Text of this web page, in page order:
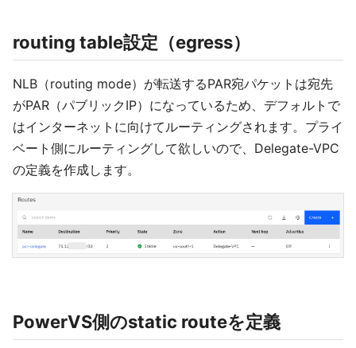
routing table設定（egress）
NLB（routing mode）が転送するPAR宛パケットは宛先
がPAR（パブリックIP）になっているため、デフォルトで
はインターネットに向けてルーティングされます。プライ
ベート側にルーティングして欲しいので、Delegate-VPC
の定義を作成します。
PowerVS側のstatic routeを定義